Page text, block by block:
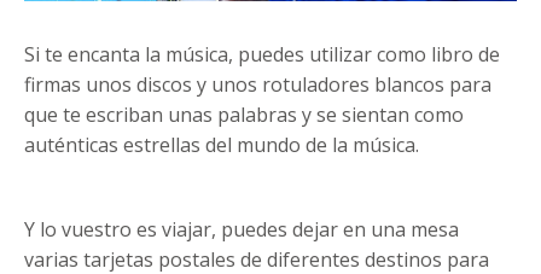
Si te encanta la música, puedes utilizar como libro de
firmas unos discos y unos rotuladores blancos para
que te escriban unas palabras y se sientan como
auténticas estrellas del mundo de la música.
Y lo vuestro es viajar, puedes dejar en una mesa
varias tarjetas postales de diferentes destinos para